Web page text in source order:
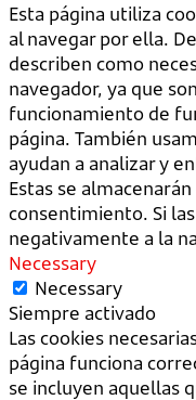
Esta página utiliza
al navegar por ella.
describen como
navegador, ya que
funcionamiento de
página. También
ayudan a analizar y
Estas se
consentimiento. Si
negativamente a la
Necessary
Necessary
Siempre activado
Las cookies
página funciona
se incluyen aquellas